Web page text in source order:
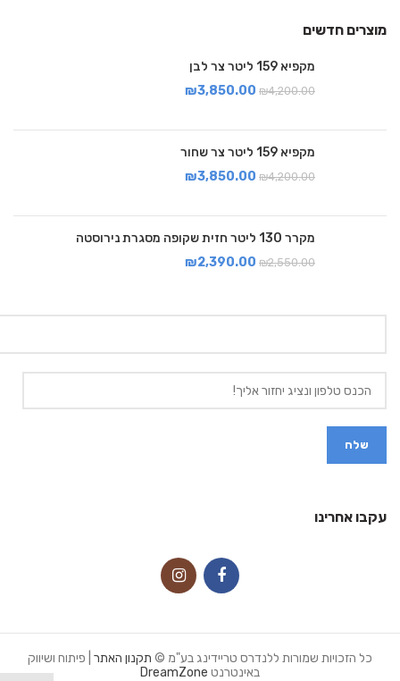
מוצרים חדשים
מקפיא 159 ליטר צר לבן
₪4,200.00
₪3,850.00
מקפיא 159 ליטר צר שחור
₪4,200.00
₪3,850.00
מקרר 130 ליטר חזית שקופה מסגרת נירוסטה
₪2,550.00
₪2,390.00
עקבו אחרינו
כל הזכויות שמורות ללנדרס טריידינג בע"מ © תקנון האתר | פיתוח ושיווק
באינטרנט DreamZone